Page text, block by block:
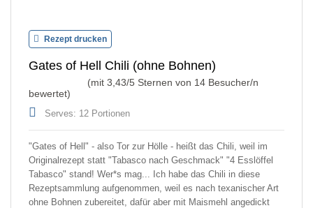
Rezept drucken
Gates of Hell Chili (ohne Bohnen)
(mit 3,43/5 Sternen von 14 Besucher/n
bewertet)
Serves: 12 Portionen
"Gates of Hell" - also Tor zur Hölle - heißt das Chili, weil im
Originalrezept statt "Tabasco nach Geschmack" "4 Esslöffel
Tabasco" stand! Wer*s mag... Ich habe das Chili in diese
Rezeptsammlung aufgenommen, weil es nach texanischer Art
ohne Bohnen zubereitet, dafür aber mit Maismehl angedickt